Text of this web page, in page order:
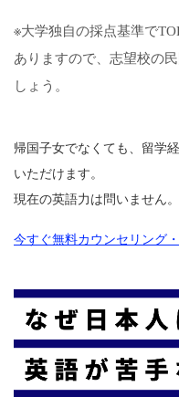
※大学独自の採点基準で
ありますので、志望校の
しょう。
帰国子女でなくても、留学
いただけます。
現在の英語力は問いません
今すぐ無料カウンセリング